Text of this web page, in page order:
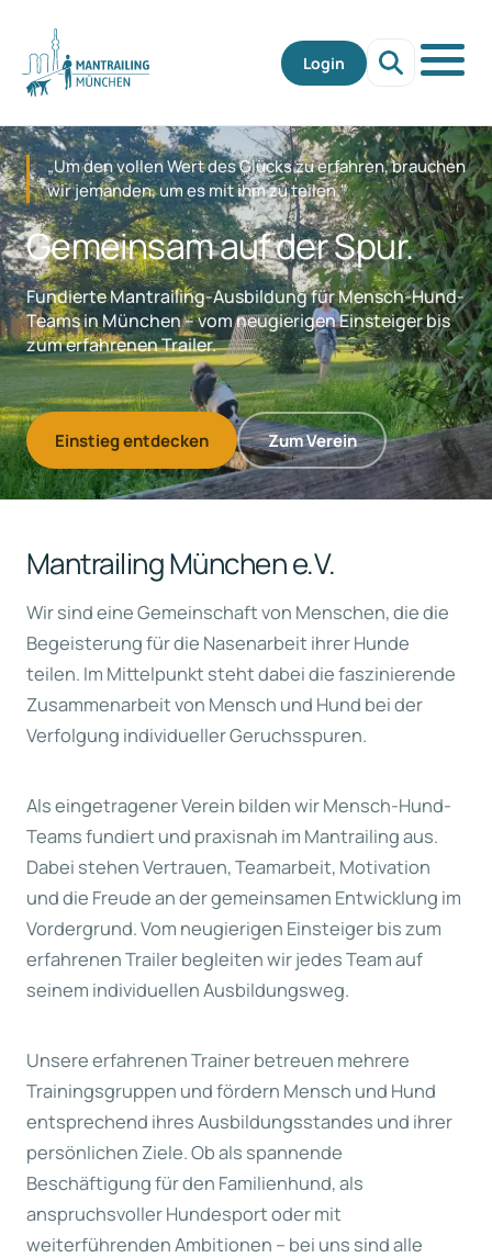
Login
„Um den vollen Wert des Glücks zu erfahren, brauchen
wir jemanden, um es mit ihm zu teilen."
Gemeinsam auf der Spur.
Fundierte Mantrailing-Ausbildung für Mensch-Hund-
Teams in München – vom neugierigen Einsteiger bis
zum erfahrenen Trailer.
Einstieg entdecken Zum Verein
Mantrailing München e.V.
Wir sind eine Gemeinschaft von Menschen, die die
Begeisterung für die Nasenarbeit ihrer Hunde
teilen. Im Mittelpunkt steht dabei die faszinierende
Zusammenarbeit von Mensch und Hund bei der
Verfolgung individueller Geruchsspuren.
Als eingetragener Verein bilden wir Mensch-Hund-
Teams fundiert und praxisnah im Mantrailing aus.
Dabei stehen Vertrauen, Teamarbeit, Motivation
und die Freude an der gemeinsamen Entwicklung im
Vordergrund. Vom neugierigen Einsteiger bis zum
erfahrenen Trailer begleiten wir jedes Team auf
seinem individuellen Ausbildungsweg.
Unsere erfahrenen Trainer betreuen mehrere
Trainingsgruppen und fördern Mensch und Hund
entsprechend ihres Ausbildungsstandes und ihrer
persönlichen Ziele. Ob als spannende
Beschäftigung für den Familienhund, als
anspruchsvoller Hundesport oder mit
weiterführenden Ambitionen – bei uns sind alle